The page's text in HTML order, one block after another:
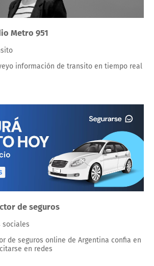
Metro 951
información de transito en tiempo real
de seguros
sociales
de seguros online de Argentina confia en
en redes